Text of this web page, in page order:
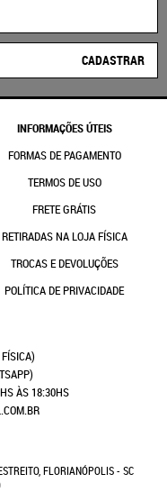
CADASTRAR
INFORMAÇÕES ÚTEIS
FORMAS DE PAGAMENTO
TERMOS DE USO
FRETE GRÁTIS
RETIRADAS NA LOJA FÍSICA
TROCAS E DEVOLUÇÕES
POLÍTICA DE PRIVACIDADE
ÀS 18:30HS
FLORIANÓPOLIS- SC